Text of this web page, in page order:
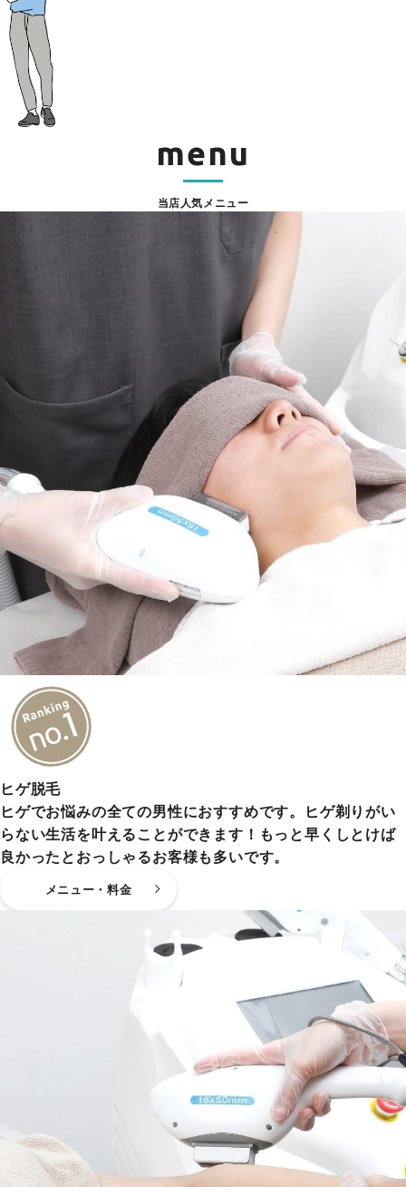
menu
当店人気メニュー
ヒゲ脱毛
ヒゲでお悩みの全ての男性におすすめです。ヒゲ剃りがい
らない生活を叶えることができます！もっと早くしとけば
良かったとおっしゃるお客様も多いです。
メニュー・料金